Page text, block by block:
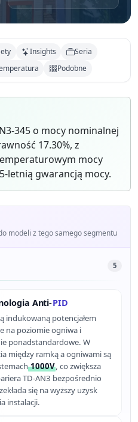
Insights
Seria
Podobne
345 o mocy nominalnej
17.30%, z
mocy
letnią gwarancją mocy.
modeli z tego samego segmentu
5
Anti-PID
indukowaną potencjałem
na poziomie ogniwa i
ponadstandardowe. W
między ramką a ogniwami są
1000V, co zwiększa
TD-AN3 bezpośrednio
się na wyższy uzysk
instalacji.